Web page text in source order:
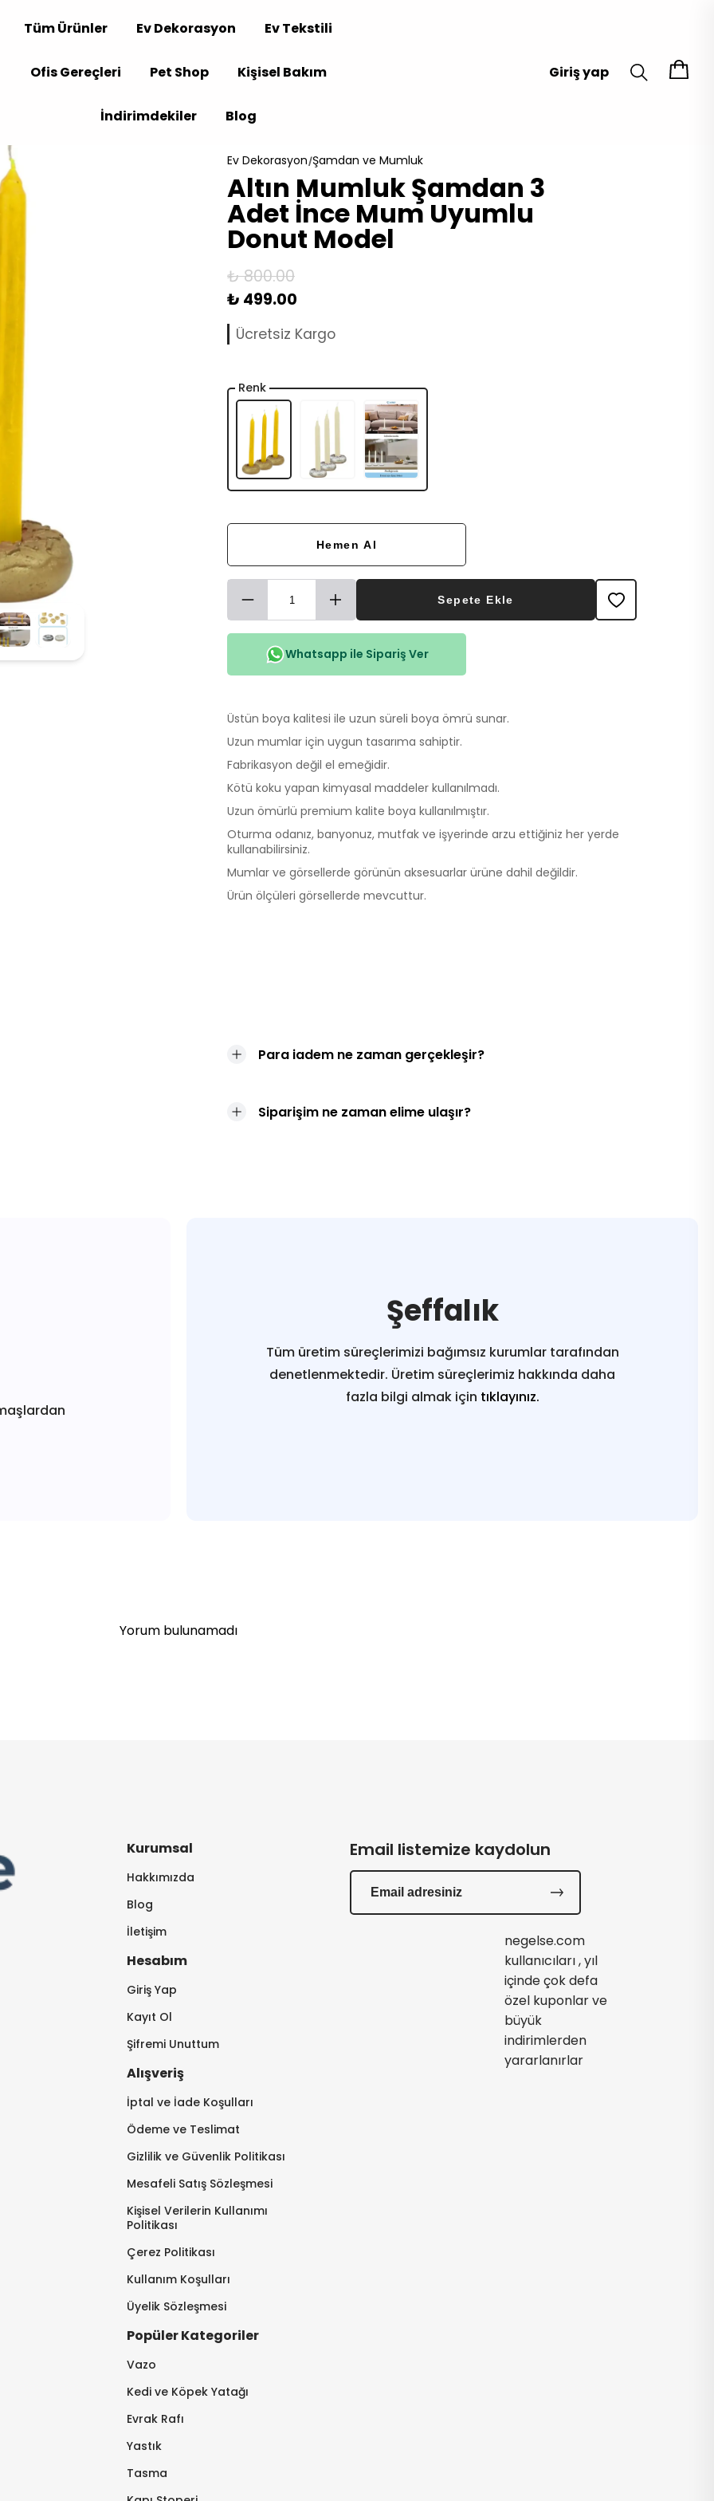
Tüm Ürünler Ev Dekorasyon Ev Tekstili
Ofis Gereçleri Pet Shop Kişisel Bakım
İndirimdekiler Blog
Giriş yap
Ev Dekorasyon Şamdan ve Mumluk
Altın Mumluk Şamdan 3
Adet İnce Mum Uyumlu
Donut Model
₺ 800.00
₺ 499.00
24 saatte kargo
Renk
Hemen Al
Sepete Ekle
Whatsapp ile Sipariş Ver
Üstün boya kalitesi ile uzun süreli boya ömrü sunar.
Uzun mumlar için uygun tasarıma sahiptir.
Fabrikasyon değil el emeğidir.
Kötü koku yapan kimyasal maddeler kullanılmadı.
Uzun ömürlü premium kalite boya kullanılmıştır.
Oturma odanız, banyonuz, mutfak ve işyerinde arzu ettiğiniz her yerde
kullanabilirsiniz.
Mumlar ve görsellerde görünün aksesuarlar ürüne dahil değildir.
Ürün ölçüleri görsellerde mevcuttur.
Para iadem ne zaman gerçekleşir?
Siparişim ne zaman elime ulaşır?
Şeffalık
Tüm üretim süreçlerimizi bağımsız kurumlar tarafından
denetlenmektedir. Üretim süreçlerimiz hakkında daha
fazla bilgi almak için tıklayınız.
Yorum bulunamadı
Kurumsal
Hakkımızda
Blog
İletişim
Hesabım
Giriş Yap
Kayıt Ol
Şifremi Unuttum
Alışveriş
İptal ve İade Koşulları
Ödeme ve Teslimat
Gizlilik ve Güvenlik Politikası
Mesafeli Satış Sözleşmesi
Kişisel Verilerin Kullanımı
Politikası
Çerez Politikası
Kullanım Koşulları
Üyelik Sözleşmesi
Popüler Kategoriler
Vazo
Kedi ve Köpek Yatağı
Evrak Rafı
Yastık
Tasma
Email listemize kaydolun
negelse.com
kullanıcıları , yıl
içinde çok defa
özel kuponlar ve
büyük
indirimlerden
yararlanırlar